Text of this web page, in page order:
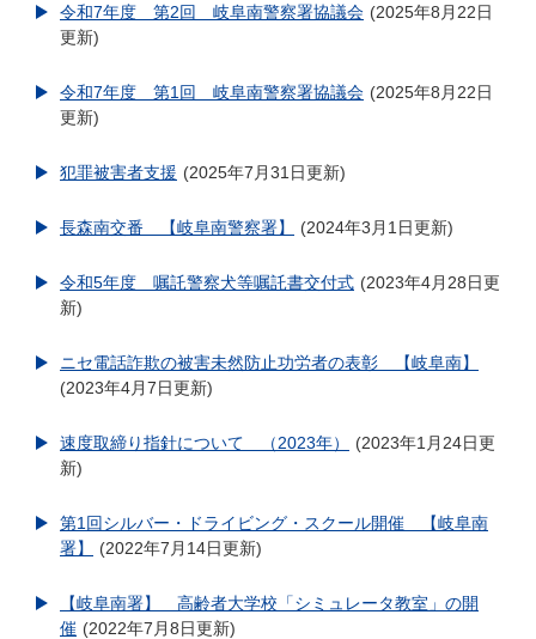
令和7年度 第2回 岐阜南警察署協議会
2025年8月22日
更新
令和7年度 第1回 岐阜南警察署協議会
2025年8月22日
更新
犯罪被害者支援 2025年7月31日更新
長森南交番 【岐阜南警察署】 2024年3月1日更新
令和5年度 嘱託警察犬等嘱託書交付式
2023年4月28日更
新
ニセ電話詐欺の被害未然防止功労者の表彰 【岐阜南】
2023年4月7日更新
速度取締り指針について （2023年）
2023年1月24日更
新
第1回シルバー・ドライビング・スクール開催 【岐阜南
署】
2022年7月14日更新
【岐阜南署】 高齢者大学校「シミュレータ教室」の開
催
2022年7月8日更新